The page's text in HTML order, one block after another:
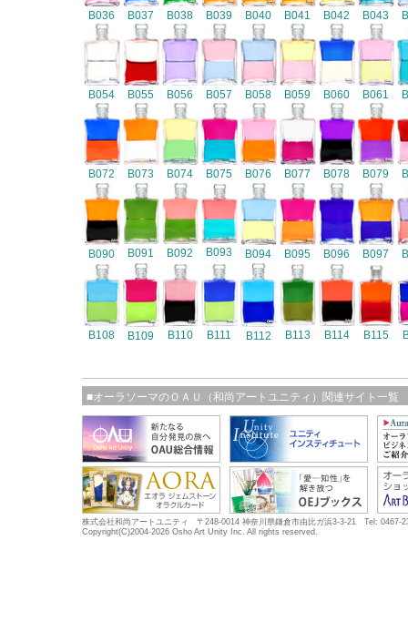
B036 B037 B038 B039 B040 B041 B042 B043
B054 B055 B056 B057 B058 B059 B060 B061
B072 B073 B074 B075 B076 B077 B078 B079
B090 B091 B092 B093 B094 B095 B096 B097
B108 B109 B110 B111 B112 B113 B114 B115
■オーラソーマのＯＡＵ（和尚アートユニティ）関連サイト一覧
株式会社和尚アートユニティ 〒248-0014 神奈川県鎌倉市由比ガ浜3-3-21 Tel: 0467-
Copyright(C)2004-2026 Osho Art Unity Inc. All rights reserved.